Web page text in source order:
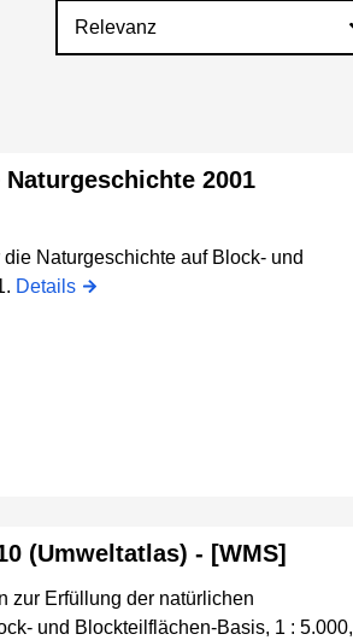
2001
Naturgeschichte auf Block- und
Details
(Umweltatlas) - [WMS]
zur Erfüllung der natürlichen
und Blockteilflächen-Basis, 1 : 5.000,